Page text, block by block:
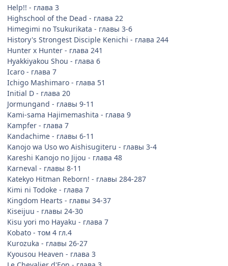
Threads of Time - глава 8
TsubasaRC - главы 195 (рус), 213 (инглиш)
Vinland Saga - главы 17-18
World Embryo - глава 11
Zetman - главы 102-104 (инглиш)
Заменены на сканы лучшего качества:
Berserk - том 33 гл.7
Busou Renkin - главы 8-9
Dragonball - главы 1-11 (инглиш)
Mirai Nikki - глава 2
Yu-Gi-Oh - глава 51 (инглиш)
А, ну, и если кому-то что-то надо выкачать на инглише,
найти там, не знаю, тоже пишите. Я англоязычное в
основном по просьбам добавлял. Порой такое откопать
удаётся)
Help!! - глава 3
Highschool of the Dead - глава 22
Himegimi no Tsukurikata - главы 3-6
History's Strongest Disciple Kenichi - глава 244
Hunter x Hunter - глава 241
Hyakkiyakou Shou - глава 6
Icaro - глава 7
Ichigo Mashimaro - глава 51
Initial D - глава 20
Jormungand - главы 9-11
Kami-sama Hajimemashita - глава 9
Kampfer - глава 7
Kandachime - главы 6-11
Kanojo wa Uso wo Aishisugiteru - главы 3-4
Kareshi Kanojo no Jijou - глава 48
Karneval - главы 8-11
Katekyo Hitman Reborn! - главы 284-287
Kimi ni Todoke - глава 7
Kingdom Hearts - главы 34-37
Kiseijuu - главы 24-30
Kisu yori mo Hayaku - глава 7
Kobato - том 4 гл.4
Kurozuka - главы 26-27
Kyousou Heaven - глава 3